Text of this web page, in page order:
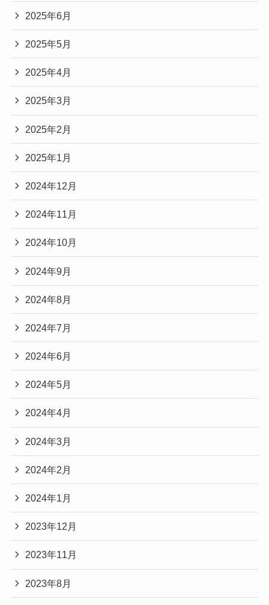
2025年6月
2025年5月
2025年4月
2025年3月
2025年2月
2025年1月
2024年12月
2024年11月
2024年10月
2024年9月
2024年8月
2024年7月
2024年6月
2024年5月
2024年4月
2024年3月
2024年2月
2024年1月
2023年12月
2023年11月
2023年8月